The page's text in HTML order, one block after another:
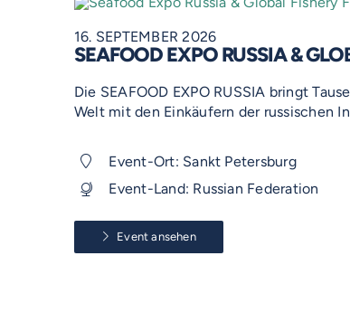
16. SEPTEMBER 2026
SEAFOOD EXPO RUSSIA &
Die SEAFOOD EXPO RUSSIA bringt
Welt mit den Einkäufern der russischen
Event-Ort: Sankt Petersburg
Event-Land: Russian Federation
Event ansehen